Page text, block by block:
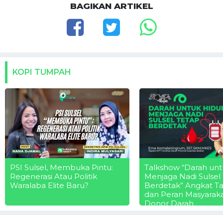
BAGIKAN ARTIKEL
KOPI TUMPAH
PSI Sulsel, Membuka Pintu:
Regenerasi Atau Politik
Waralaba Elite Baru?
Talkshow “Darah
Menjaga Nadi Sulsel
Berdetak” Angkat
dan Peran
Donor Darah